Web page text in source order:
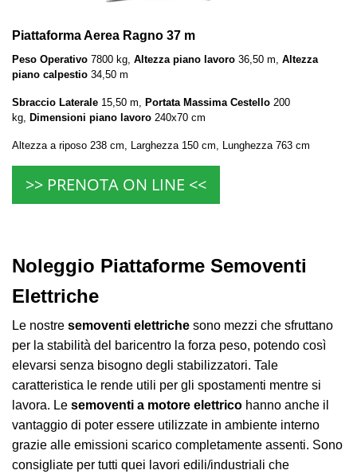
Piattaforma Aerea Ragno 37 m
Peso Operativo 7800 kg, Altezza piano lavoro 36,50 m, Altezza
piano calpestio 34,50 m
Sbraccio Laterale 15,50 m, Portata Massima Cestello 200
kg,
Dimensioni piano lavoro 240x70 cm
Altezza a riposo 238 cm, Larghezza 150 cm, Lunghezza 763 cm
>> PRENOTA ON LINE <<
Noleggio Piattaforme Semoventi
Elettriche
Le nostre semoventi elettriche sono mezzi che sfruttano
per la stabilità del baricentro la forza peso, potendo così
elevarsi senza bisogno degli stabilizzatori. Tale
caratteristica le rende utili per gli spostamenti mentre si
lavora. Le semoventi a motore elettrico hanno anche il
vantaggio di poter essere utilizzate in ambiente interno
grazie alle emissioni scarico completamente assenti. Sono
consigliate per tutti quei lavori edili/industriali che